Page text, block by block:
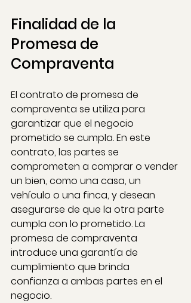
Finalidad de la
Promesa de
Compraventa
El contrato de promesa de
compraventa se utiliza para
garantizar que el negocio
prometido se cumpla. En este
contrato, las partes se
comprometen a comprar o vender
un bien, como una casa, un
vehículo o una finca, y desean
asegurarse de que la otra parte
cumpla con lo prometido. La
promesa de compraventa
introduce una garantía de
cumplimiento que brinda
confianza a ambas partes en el
negocio.